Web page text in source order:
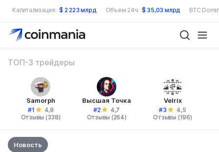
Капитализация: $ 2 223 млрд Объем 24ч: $ 35,03 млрд BTC
ТОП-3 трейдеры
Samorph
#1
4,9
Отзывы (338)
Высшая Точка
#2
4,7
Отзывы (264)
Velrix
#3
4,5
Отзывы (196)
Новость